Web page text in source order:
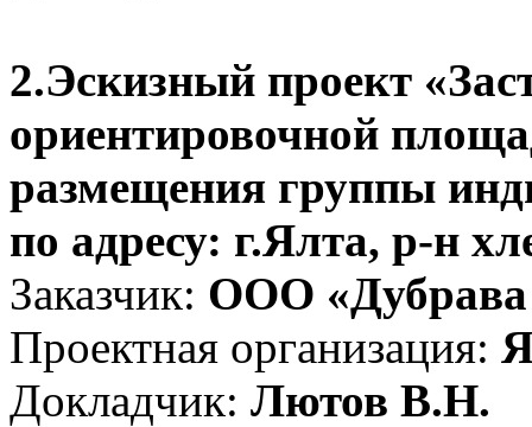
2.Эскизный проект
ориентировочной
размещения группы
по адресу: г.Ялта, р-н
Заказчик: ООО
Проектная организация:
Докладчик: Лютов В.Н.